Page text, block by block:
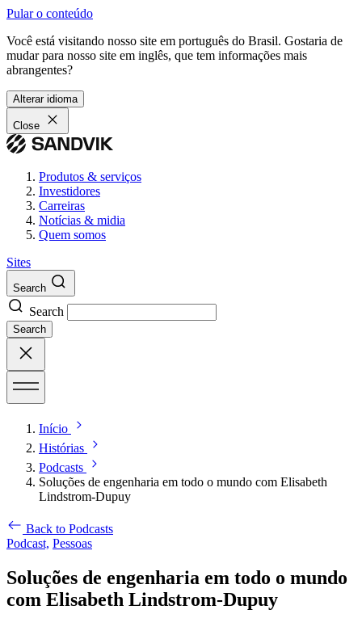
Pular o conteúdo
Você está visitando nosso site em português do Brasil. Gostaria de
mudar para nosso site em inglês, que tem informações mais
abrangentes?
Alterar idioma
Close
Produtos & serviços
Investidores
Carreiras
Notícias & midia
Quem somos
Sites
Search
Search
Search
Início
Histórias
Podcasts
Soluções de engenharia em todo o mundo com Elisabeth
Lindstrom-Dupuy
Back to Podcasts
Podcast, Pessoas
Soluções de engenharia em todo o mundo
com Elisabeth Lindstrom-Dupuy